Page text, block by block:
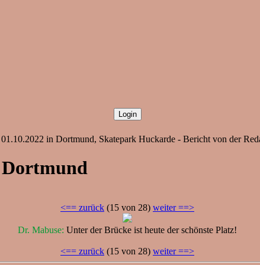
in Dortmund, Skatepark Huckarde - Bericht von der
Dortmund
<== zurück (15 von 28) weiter ==>
Dr. Mabuse: Unter der Brücke ist heute der schönste Platz!
<== zurück (15 von 28) weiter ==>